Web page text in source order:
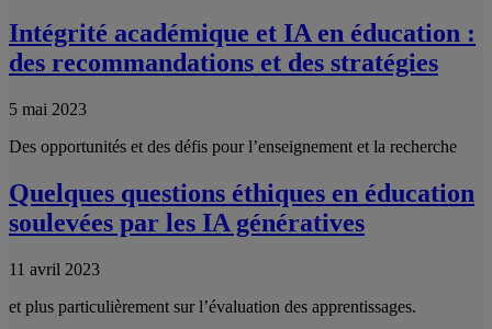
Intégrité académique et IA en éducation :
des recommandations et des stratégies
5 mai 2023
Des opportunités et des défis pour l’enseignement et la recherche
Quelques questions éthiques en éducation
soulevées par les IA génératives
11 avril 2023
et plus particulièrement sur l’évaluation des apprentissages.